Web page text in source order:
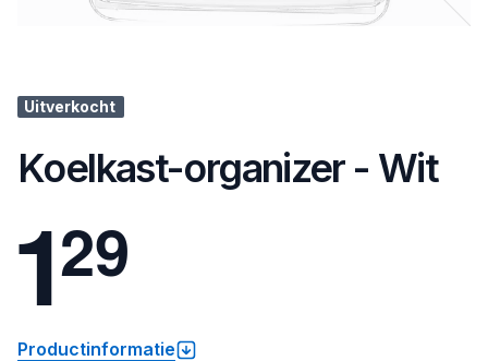
Uitverkocht
Koelkast-organizer - Wit
129
Productinformatie